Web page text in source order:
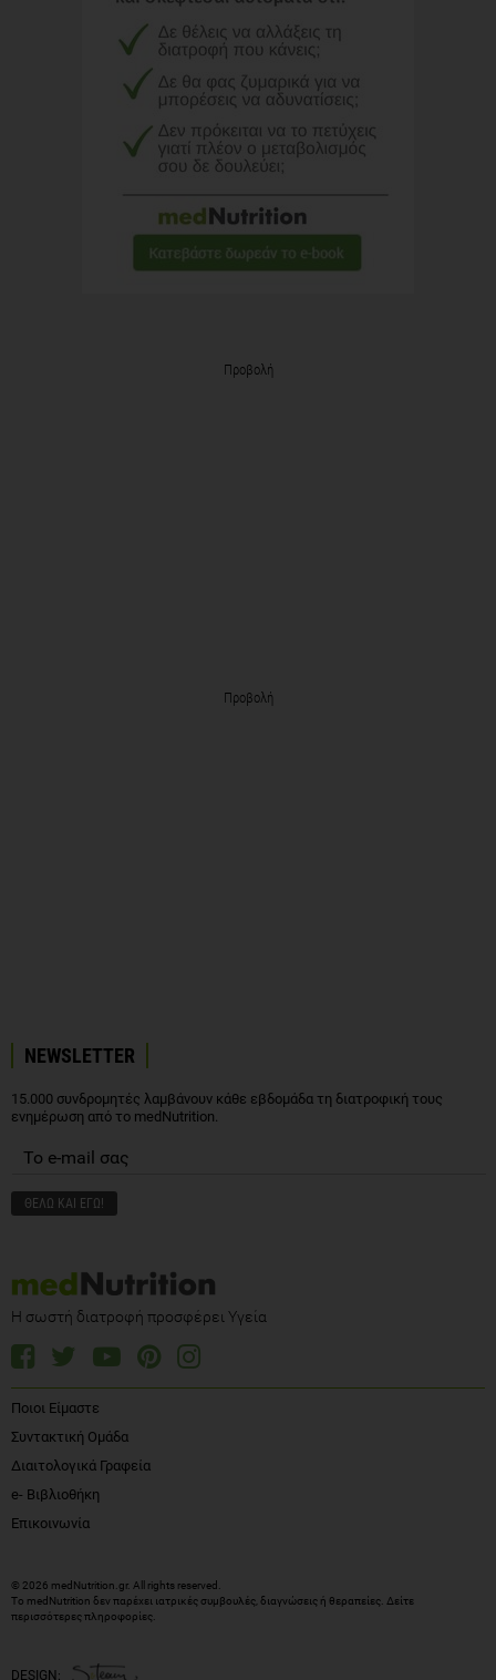
Προβολή
Προβολή
NEWSLETTER
15.000 συνδρομητές λαμβάνουν κάθε εβδομάδα τη διατροφική τους
ενημέρωση από το medNutrition.
Η σωστή διατροφή προσφέρει Υγεία
Ποιοι Είμαστε
Συντακτική Ομάδα
Διαιτολογικά Γραφεία
e- Βιβλιοθήκη
Επικοινωνία
© 2026 medNutrition.gr. All rights reserved.
Το medNutrition δεν παρέχει ιατρικές συμβουλές, διαγνώσεις ή θεραπείες. Δείτε
περισσότερες πληροφορίες
DESIGN: